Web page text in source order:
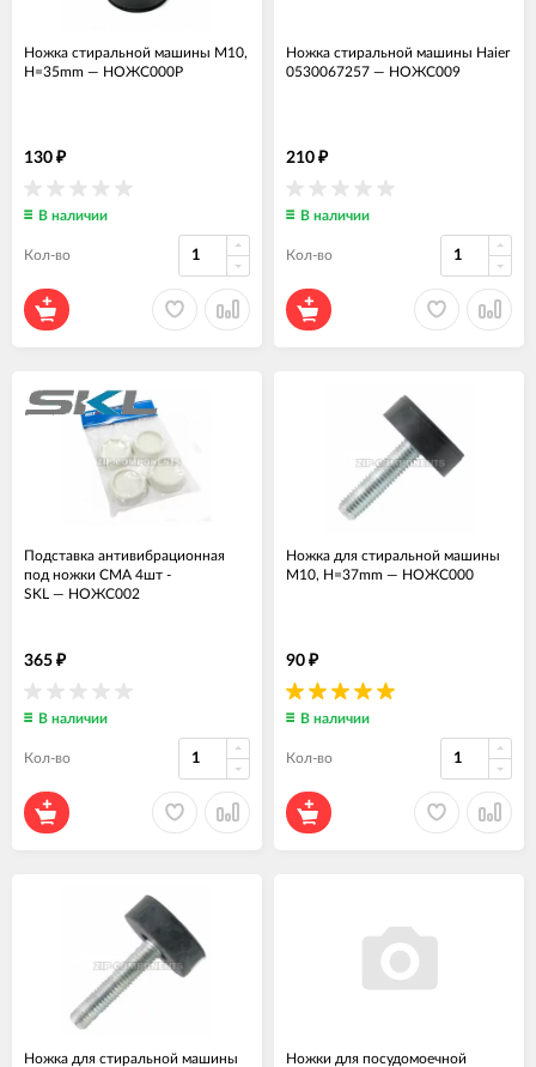
Ножка стиральной машины M10,
H=35mm — НОЖС000Р
130 ₽
В наличии
Кол-во
Ножка стиральной машины Haier
0530067257 — НОЖС009
210 ₽
В наличии
Кол-во
Подставка антивибрационная
под ножки СМА 4шт -
SKL — НОЖС002
365 ₽
В наличии
Кол-во
Ножка для стиральной машины
M10, H=37mm — НОЖС000
90 ₽
В наличии
Кол-во
Ножка для стиральной машины
Ножки для посудомоечной